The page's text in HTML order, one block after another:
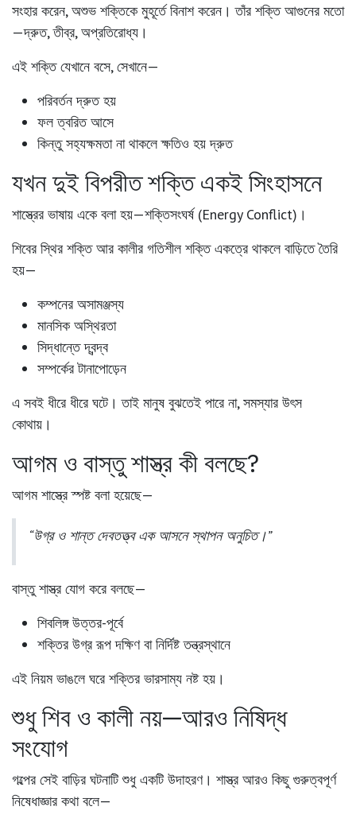
সংহার করেন, অশুভ শক্তিকে মুহূর্তে বিনাশ করেন। তাঁর শক্তি আগুনের মতো
—দ্রুত, তীব্র, অপ্রতিরোধ্য।
এই শক্তি যেখানে বসে, সেখানে—
পরিবর্তন দ্রুত হয়
ফল ত্বরিত আসে
কিন্তু সহ্যক্ষমতা না থাকলে ক্ষতিও হয় দ্রুত
যখন দুই বিপরীত শক্তি একই সিংহাসনে
শাস্ত্রের ভাষায় একে বলা হয়—শক্তিসংঘর্ষ (Energy Conflict) ।
শিবের স্থির শক্তি আর কালীর গতিশীল শক্তি একত্রে থাকলে বাড়িতে তৈরি
হয়—
কম্পনের অসামঞ্জস্য
মানসিক অস্থিরতা
সিদ্ধান্তে দ্বন্দ্ব
সম্পর্কের টানাপোড়েন
এ সবই ধীরে ধীরে ঘটে। তাই মানুষ বুঝতেই পারে না, সমস্যার উৎস
কোথায়।
আগম ও বাস্তু শাস্ত্র কী বলছে?
আগম শাস্ত্রে স্পষ্ট বলা হয়েছে—
“উগ্র ও শান্ত দেবতত্ত্ব এক আসনে স্থাপন অনুচিত।”
বাস্তু শাস্ত্র যোগ করে বলছে—
শিবলিঙ্গ উত্তর-পূর্বে
শক্তির উগ্র রূপ দক্ষিণ বা নির্দিষ্ট তন্ত্রস্থানে
এই নিয়ম ভাঙলে ঘরে শক্তির ভারসাম্য নষ্ট হয়।
শুধু শিব ও কালী নয়—আরও নিষিদ্ধ
সংযোগ
গল্পের সেই বাড়ির ঘটনাটি শুধু একটি উদাহরণ। শাস্ত্র আরও কিছু গুরুত্বপূর্ণ
নিষেধাজ্ঞার কথা বলে—